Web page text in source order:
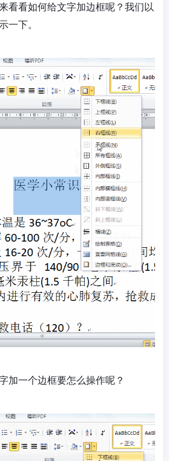
看看如何给文字加边框呢？我们以
一下。
加一个边框要怎么操作呢？